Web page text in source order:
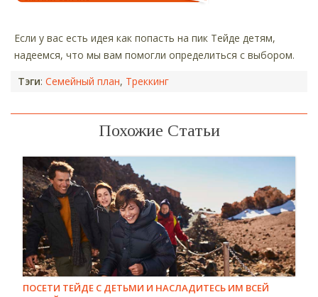
Если у вас есть идея как попасть на пик Тейде детям,
надеемся, что мы вам помогли определиться с выбором.
Тэги: Семейный план, Треккинг
Похожие Статьи
ПОСЕТИ ТЕЙДЕ С ДЕТЬМИ И НАСЛАДИТЕСЬ ИМ ВСЕЙ